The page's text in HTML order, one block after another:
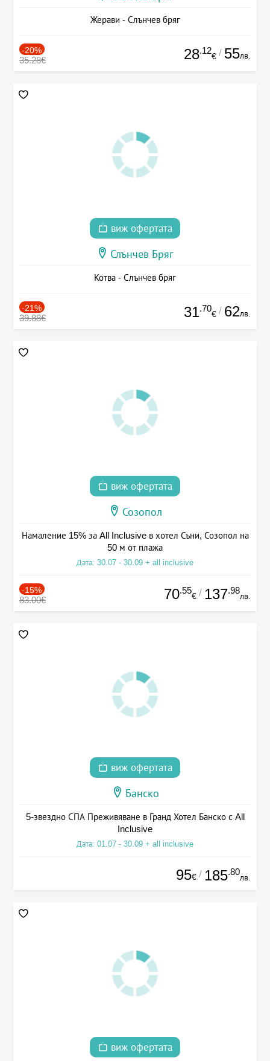
Жерави - Слънчев бряг
-20%
35.28€ 28.12
€ / 55лв.
виж офертата
Слънчев Бряг
Котва - Слънчев бряг
-21%
39.88€ 31.70
€ / 62лв.
виж офертата
Созопол
Намаление 15% за All Inclusive в хотел Съни, Созопол на
50 м от плажа
Дата: 30.07 - 30.09 + all inclusive
-15%
83.00€ 70.55
€ / 137.98
лв.
виж офертата
Банско
5-звездно СПА Преживяване в Гранд Хотел Банско с All
Inclusive
Дата: 01.07 - 30.09 + all inclusive
95€ / 185.80
лв.
виж офертата